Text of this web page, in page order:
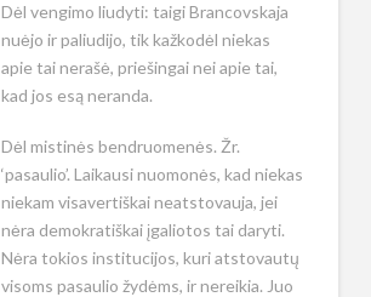
Dėl vengimo liudyti: taigi Brancovskaja
nuėjo ir paliudijo, tik kažkodėl niekas
apie tai nerašė, priešingai nei apie tai,
kad jos esą neranda.
Dėl mistinės bendruomenės. Žr.
‘pasaulio’. Laikausi nuomonės, kad niekas
niekam visavertiškai neatstovauja, jei
nėra demokratiškai įgaliotos tai daryti.
Nėra tokios institucijos, kuri atstovautų
visoms pasaulio žydėms, ir nereikia. Juo